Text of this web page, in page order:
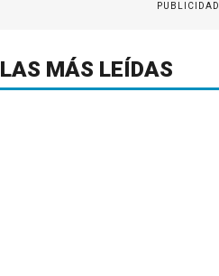
PUBLICIDAD
LAS MÁS LEÍDAS